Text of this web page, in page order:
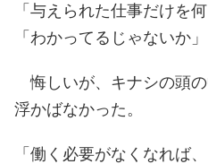
「与えられた仕事だけを
「わかってるじゃないか」
悔しいが、キナシの頭
浮かばなかった。
「働く必要がなくなれば